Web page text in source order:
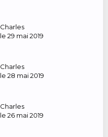
Charles
le 29 mai 2019
Charles
le 28 mai 2019
Charles
le 26 mai 2019